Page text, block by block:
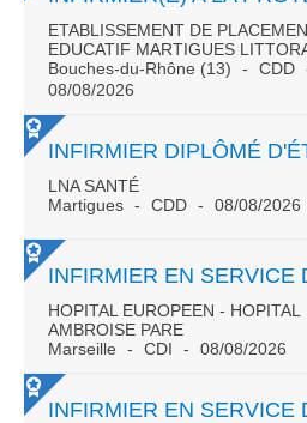
ETABLISSEMENT DE
EDUCATIF MARTIGUES
Bouches-du-Rhône (13)
CDD
08/08/2026
INFIRMIER DIPLÔMÉ
LNA SANTÉ
Martigues
CDD 08/08/2026
HOPITAL EUROPEEN - HOPITAL
AMBROISE PARE
Marseille
CDI 08/08/2026